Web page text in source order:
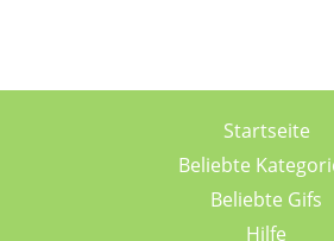
Startseite
Beliebte
Beliebte Gifs
Hilfe